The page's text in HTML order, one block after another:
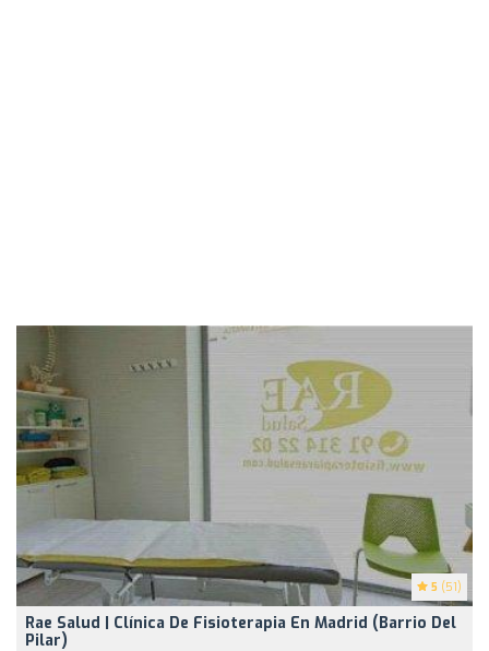
5 (51)
Rae Salud | Clínica De Fisioterapia En Madrid (Barrio Del
Pilar)